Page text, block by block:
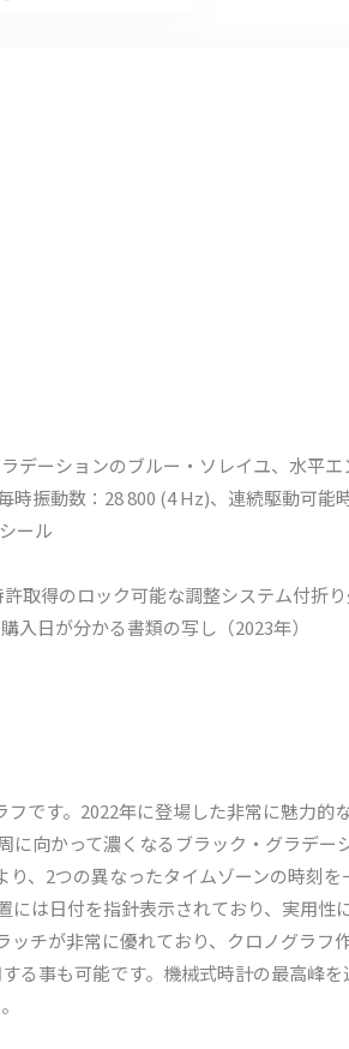
デーションのブルー・ソレイユ、水平
振動数：28 800 (4 Hz)、連続駆動可能
ール
取得のロック可能な調整システム付折
日が分かる書類の写し（2023年）
です。2022年に登場した非常に魅力
に向かって濃くなるブラック・グラデ
、2つの異なったタイムゾーンの時刻
は日付を指針表示されており、実用
ッチが非常に優れており、クロノグラ
る事も可能です。機械式時計の最高峰